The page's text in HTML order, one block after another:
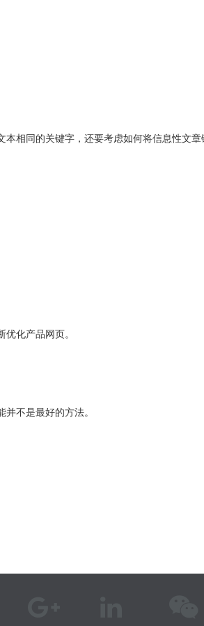
相同的关键字，还要考虑如何将信息性文章
化产品网页。
不是最好的方法。